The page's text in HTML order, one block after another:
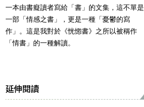
一本由書癡讀者寫給「書」的文集，這不單是
一部「情感之書」，更是一種「憂鬱的寫
作」。這是我對於《恍惚書》之所以被稱作
「情書」的一種解讀。
延伸閱讀